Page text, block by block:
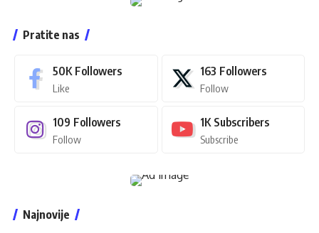
Pratite nas
50K Followers
Like
163 Followers
Follow
109 Followers
Follow
1K Subscribers
Subscribe
Najnovije